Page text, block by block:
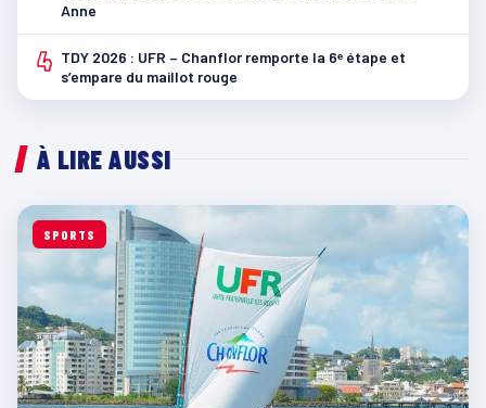
Anne
4 TDY 2026 : UFR – Chanflor remporte la 6ᵉ étape et
s’empare du maillot rouge
À LIRE AUSSI
SPORTS